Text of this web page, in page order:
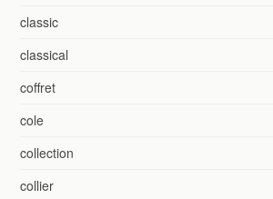
classic
classical
coffret
cole
collection
collier